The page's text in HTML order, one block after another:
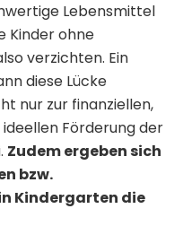
Lebensmittel
Kinder ohne
verzichten. Ein
diese Lücke
nur zur finanziellen,
Förderung der
Zudem ergeben sich
bzw.
Kindergarten die